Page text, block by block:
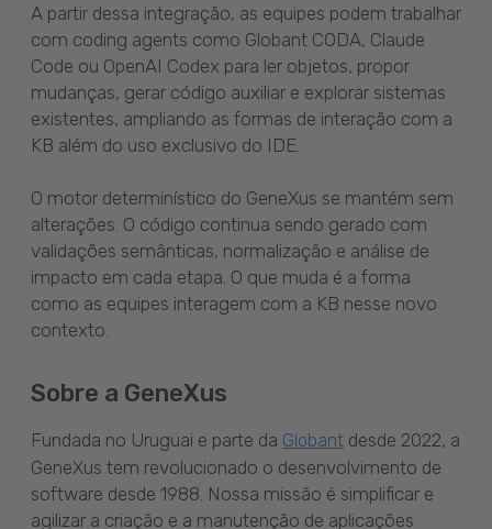
A partir dessa integração, as equipes podem trabalhar
com coding agents como Globant CODA, Claude
Code ou OpenAI Codex para ler objetos, propor
mudanças, gerar código auxiliar e explorar sistemas
existentes, ampliando as formas de interação com a
KB além do uso exclusivo do IDE.
O motor determinístico do GeneXus se mantém sem
alterações. O código continua sendo gerado com
validações semânticas, normalização e análise de
impacto em cada etapa. O que muda é a forma
como as equipes interagem com a KB nesse novo
contexto.
Sobre a GeneXus
Fundada no Uruguai e parte da Globant desde 2022, a
GeneXus tem revolucionado o desenvolvimento de
software desde 1988. Nossa missão é simplificar e
agilizar a criação e a manutenção de aplicações